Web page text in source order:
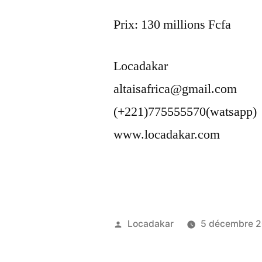
Prix: 130 millions Fcfa
Locadakar
altaisafrica@gmail.com
(+221)775555570(watsapp)
www.locadakar.com
Publié
Locadakar 5 décembre